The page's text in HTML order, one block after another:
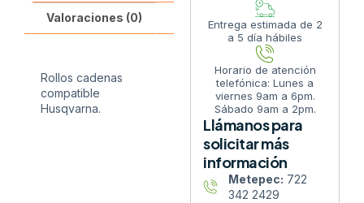
Valoraciones (0)
Rollos cadenas
compatible
Husqvarna.
Entrega estimada de 2
a 5 día hábiles
Horario de atención
telefónica: Lunes a
viernes 9am a 6pm.
Sábado 9am a 2pm.
Llámanos para
solicitar más
información
Metepec: 722
342 2429